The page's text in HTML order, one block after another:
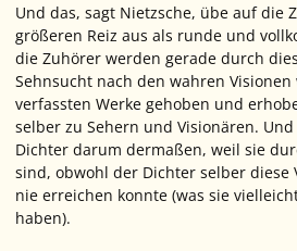
Und das, sagt Nietzsche, übe auf die
größeren Reiz aus als runde und
die Zuhörer werden gerade durch
Sehnsucht nach den wahren
verfassten Werke gehoben und
selber zu Sehern und Visionären.
Dichter darum dermaßen, weil sie
sind, obwohl der Dichter selber diese
nie erreichen konnte (was sie
haben).